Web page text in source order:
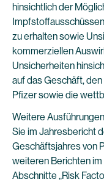
hinsichtlich der
zu erhalten sowie
kommerziellen
Unsicherheiten
auf das Geschäft,
Pfizer sowie die
Weitere
Sie im Jahresbericht
Geschäftsjahres von
weiteren Berichten im
Abschnitte „Risk